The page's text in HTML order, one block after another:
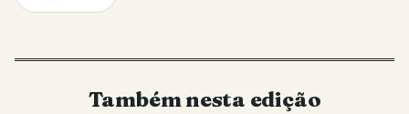
Também nesta edição